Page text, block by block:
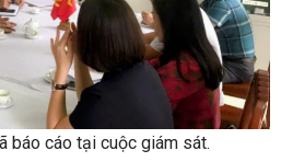
báo cáo tại cuộc giám sát.